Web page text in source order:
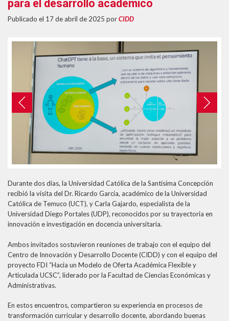
Formularios Ev@
Calendario Académico 2026
para el desarrollo académico
Publicado el 17 de abril de 2025 porCIDD
Previous Next
Durante dos días, la Universidad Católica de la Santísima Concepción
recibió la visita del Dr. Ricardo García, académico de la Universidad
Católica de Temuco (UCT), y Carla Gajardo, especialista de la
Universidad Diego Portales (UDP), reconocidos por su trayectoria en
innovación e investigación en docencia universitaria.
Ambos invitados sostuvieron reuniones de trabajo con el equipo del
Centro de Innovación y Desarrollo Docente (CIDD) y con el equipo del
proyecto FDI “Hacia un Modelo de Oferta Académica Flexible y
Articulada UCSC”, liderado por la Facultad de Ciencias Económicas y
Administrativas.
En estos encuentros, compartieron su experiencia en procesos de
transformación curricular y desarrollo docente, abordando buenas